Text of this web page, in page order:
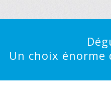
Un choix